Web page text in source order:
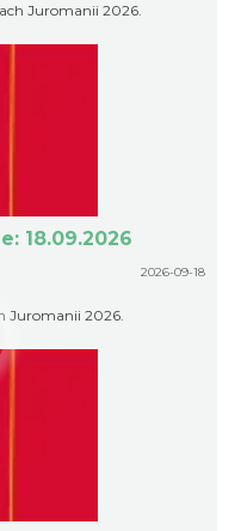
Juromanii 2026.
18.09.2026
2026-09-18
Juromanii 2026.